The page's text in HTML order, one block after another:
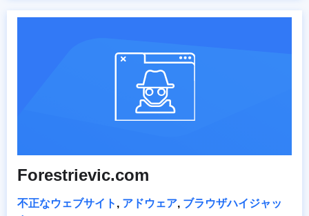
Forestrievic.com
不正なウェブサイト , アドウェア, ブラウザハイジャッ